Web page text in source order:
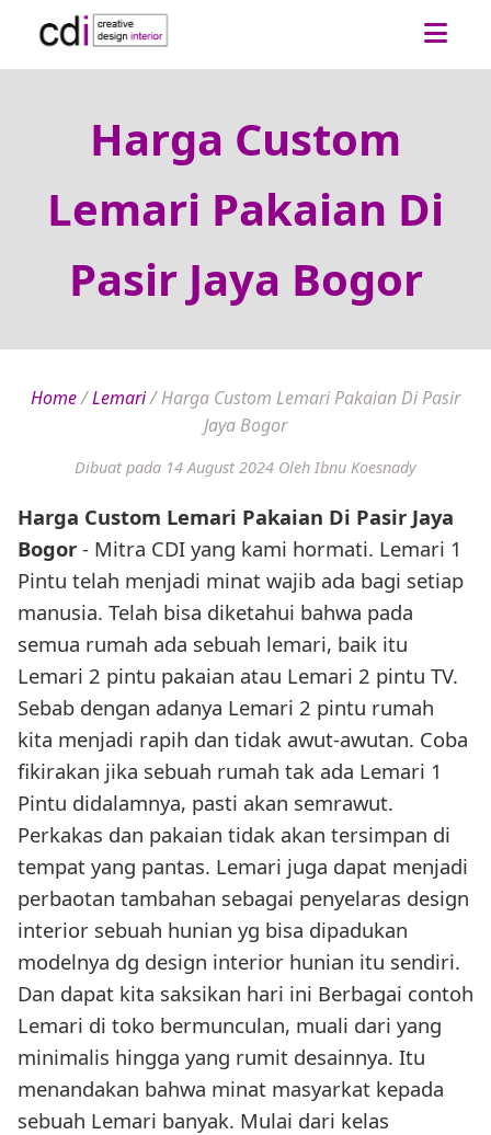
Harga Custom
Lemari Pakaian Di
Pasir Jaya Bogor
Home/Lemari/Harga Custom Lemari Pakaian Di Pasir
Jaya Bogor
Dibuat pada 14 August 2024 Oleh Ibnu Koesnady
Harga Custom Lemari Pakaian Di Pasir Jaya
Bogor - Mitra CDI yang kami hormati. Lemari 1
Pintu telah menjadi minat wajib ada bagi setiap
manusia. Telah bisa diketahui bahwa pada
semua rumah ada sebuah lemari, baik itu
Lemari 2 pintu pakaian atau Lemari 2 pintu TV.
Sebab dengan adanya Lemari 2 pintu rumah
kita menjadi rapih dan tidak awut-awutan. Coba
fikirakan jika sebuah rumah tak ada Lemari 1
Pintu didalamnya, pasti akan semrawut.
Perkakas dan pakaian tidak akan tersimpan di
tempat yang pantas. Lemari juga dapat menjadi
perbaotan tambahan sebagai penyelaras design
interior sebuah hunian yg bisa dipadukan
modelnya dg design interior hunian itu sendiri.
Dan dapat kita saksikan hari ini Berbagai contoh
Lemari di toko bermunculan, muali dari yang
minimalis hingga yang rumit desainnya. Itu
menandakan bahwa minat masyarkat kepada
sebuah Lemari banyak. Mulai dari kelas